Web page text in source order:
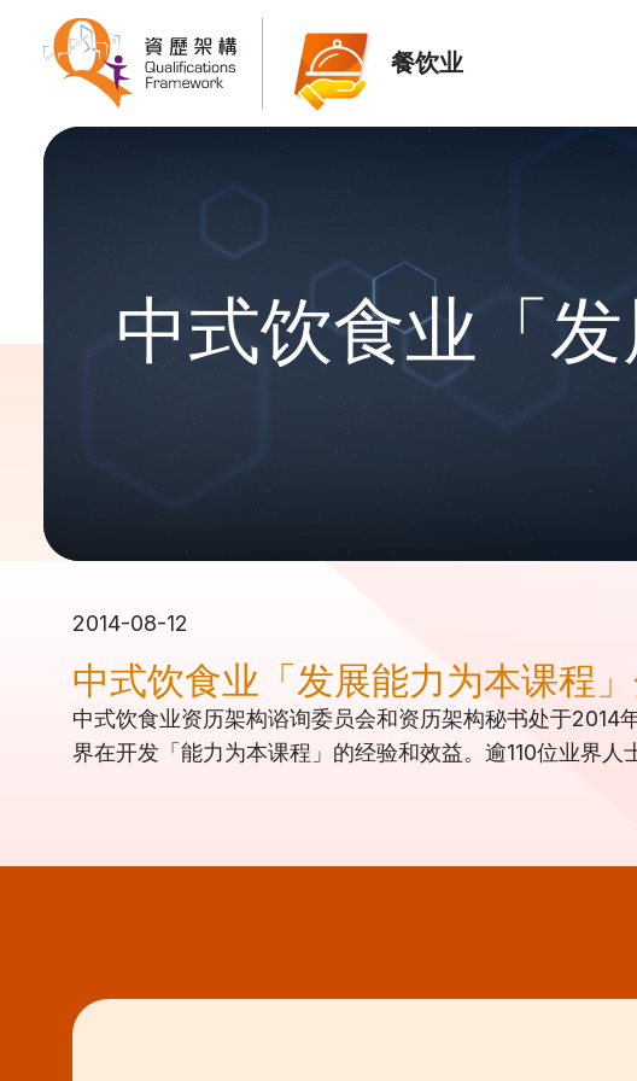
餐饮业
中式饮食业「
2014-08-12
中式饮食业「发展能力为本课程
中式饮食业资历架构谘询委员会和资历架构秘书处于
界在开发「能力为本课程」的经验和效益。逾110位业界人